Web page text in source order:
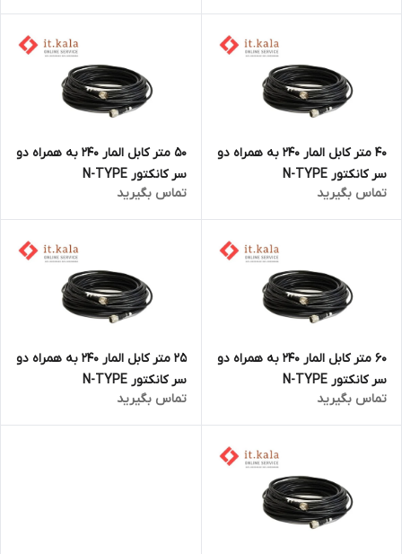
40 متر کابل المار 240 به همراه دو
سر کانکتور N-TYPE
تماس بگیرید
50 متر کابل المار 240 به همراه دو
سر کانکتور N-TYPE
تماس بگیرید
60 متر کابل المار 240 به همراه دو
سر کانکتور N-TYPE
تماس بگیرید
25 متر کابل المار 240 به همراه دو
سر کانکتور N-TYPE
تماس بگیرید